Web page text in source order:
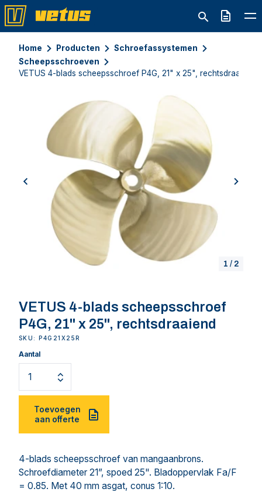
Offerte
Home Producten
Schroefassystemen
Scheepsschroeven
VETUS 4-blads scheepsschroef P4G, 21" x 25", rechtsdraaiend
previous next
1 / 2
VETUS 4-blads scheepsschroef
P4G, 21" x 25", rechtsdraaiend
SKU: P4G21X25R
Aantal
Toevoegen
aan offerte
4-blads scheepsschroef van mangaanbrons.
Schroefdiameter 21”, spoed 25". Bladoppervlak Fa/F
= 0.85. Met 40 mm asgat, conus 1:10.